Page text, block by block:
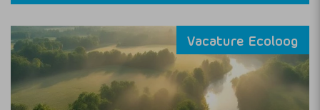
Vacature Ecoloog